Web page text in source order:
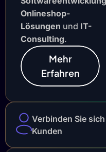
Onlineshop-
Lösungen und IT-
Consulting.
Mehr
Erfahren
Verbinden Sie
Kunden